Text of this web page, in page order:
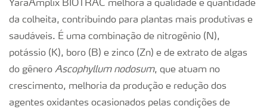
YaraAmplix BIOTRAC melhora a qualidade e quantidade
da colheita, contribuindo para plantas mais produtivas e
saudáveis. É uma combinação de nitrogênio (N),
potássio (K), boro (B) e zinco (Zn) e de extrato de algas
do gênero Ascophyllum nodosum, que atuam no
crescimento, melhoria da produção e redução dos
agentes oxidantes ocasionados pelas condições de